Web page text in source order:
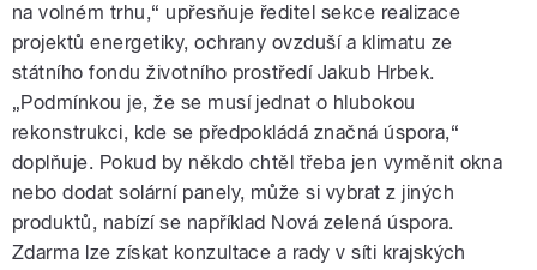
na volném trhu,“ upřesňuje ředitel sekce realizace
projektů energetiky, ochrany ovzduší a klimatu ze
státního fondu životního prostředí Jakub Hrbek.
„Podmínkou je, že se musí jednat o hlubokou
rekonstrukci, kde se předpokládá značná úspora,“
doplňuje. Pokud by někdo chtěl třeba jen vyměnit okna
nebo dodat solární panely, může si vybrat z jiných
produktů, nabízí se například Nová zelená úspora.
Zdarma lze získat konzultace a rady v síti krajských